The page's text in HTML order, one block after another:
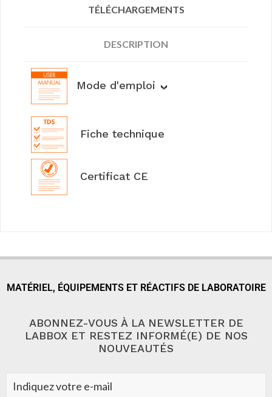
TÉLÉCHARGEMENTS
DESCRIPTION
Mode d'emploi
Fiche technique
Certificat CE
MATÉRIEL, ÉQUIPEMENTS ET RÉACTIFS DE LABORATOIRE
ABONNEZ-VOUS À LA NEWSLETTER DE
LABBOX ET RESTEZ INFORMÉ(E) DE NOS
NOUVEAUTÉS